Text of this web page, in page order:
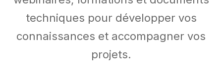
techniques pour développer vos
connaissances et accompagner vos
projets.